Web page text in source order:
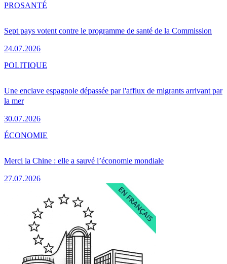
Sept pays votent contre le programme de santé de la Commission
24.07.2026
PROSANTÉ
Une enclave espagnole dépassée par l'afflux de migrants arrivant par
la mer
30.07.2026
POLITIQUE
Merci la Chine : elle a sauvé l’économie mondiale
27.07.2026
ÉCONOMIE